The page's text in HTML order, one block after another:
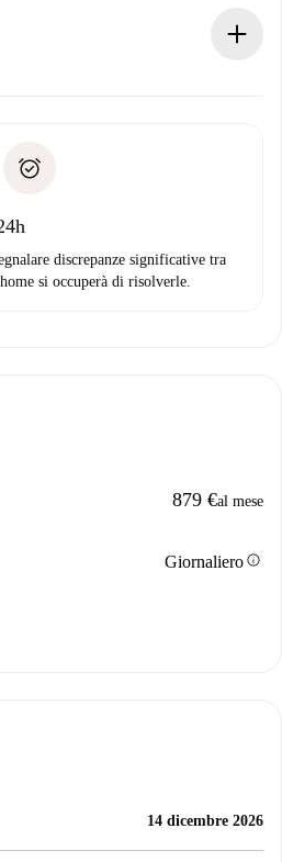
nulla e ti proporremo
pagamento
discrepanze significative tra
si occuperà di risolverle.
879 €al mese
Giornalieroinfo
14 dicembre 2026